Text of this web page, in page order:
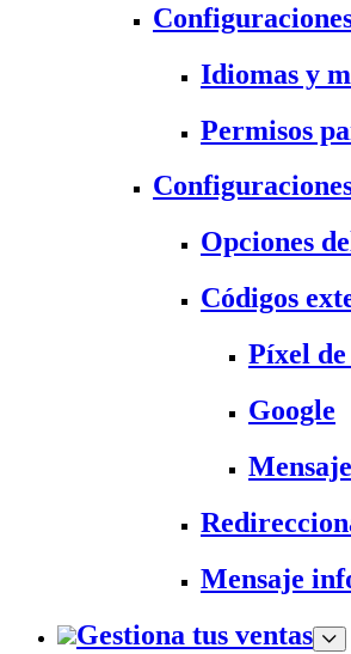
Idiomas y
Permisos
Opciones
Códigos
Píxel
Google
Mensaje
Gestiona tus ventas